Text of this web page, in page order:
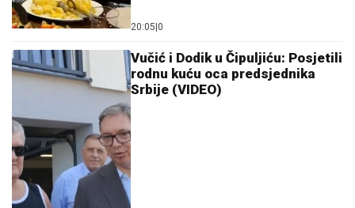
20:05 0
Vučić i Dodik u Čipuljiću: Posjetili
rodnu kuću oca predsjednika
Srbije (VIDEO)